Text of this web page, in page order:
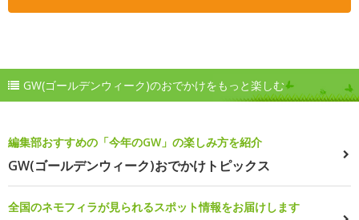
GW(ゴールデンウィーク)のおでかけをもっと楽しむ
編集部おすすめの「今年のGW」の楽しみ方を紹介
GW(ゴールデンウィーク)おでかけトピックス
全国のネモフィラが見られるスポット情報をお届けします